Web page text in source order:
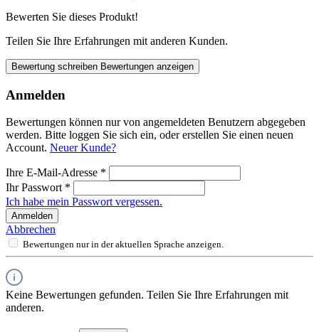
Bewerten Sie dieses Produkt!
Teilen Sie Ihre Erfahrungen mit anderen Kunden.
Bewertung schreiben Bewertungen anzeigen
Anmelden
Bewertungen können nur von angemeldeten Benutzern abgegeben
werden. Bitte loggen Sie sich ein, oder erstellen Sie einen neuen
Account. Neuer Kunde?
Ihre E-Mail-Adresse *
Ihr Passwort *
Ich habe mein Passwort vergessen.
Anmelden
Abbrechen
Bewertungen nur in der aktuellen Sprache anzeigen.
Keine Bewertungen gefunden. Teilen Sie Ihre Erfahrungen mit
anderen.